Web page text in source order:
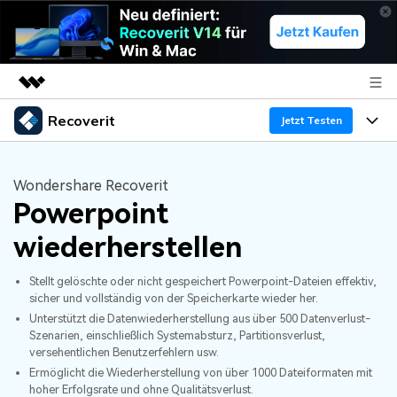
Top-Produkte
Dienstprogramme
Überblick
Lösungen
Über uns
Presseraum
Shop
Support
Recoverit Jetzt Testen
Recoverit für Windows
Ein führendes Tool zur Datenrettung für Windows
Kostenlos Testen
Recoverit für Mac
KI
Funktionen
Wiederherstellung von Laufwerken
Gel?schte Medien wiederherstellen
Exklusive Wiederherstellungsl?sungen
Ressourcen
Warum Recoverit
Experte für Datenrettung
Kundengeschichten
Guide
Wondershare Recoverit
Powerpoint
wiederherstellen
Stellt gelöschte oder nicht gespeichert Powerpoint-Dateien effektiv,
sicher und vollständig von der Speicherkarte wieder her.
Unterstützt die Datenwiederherstellung aus über 500 Datenverlust-
Szenarien, einschließlich Systemabsturz, Partitionsverlust,
versehentlichen Benutzerfehlern usw.
Ermöglicht die Wiederherstellung von über 1000 Dateiformaten mit
hoher Erfolgsrate und ohne Qualitätsverlust.